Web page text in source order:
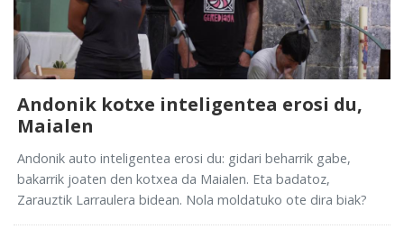
Andonik kotxe inteligentea erosi du,
Maialen
Andonik auto inteligentea erosi du: gidari beharrik gabe,
bakarrik joaten den kotxea da Maialen. Eta badatoz,
Zarauztik Larraulera bidean. Nola moldatuko ote dira biak?